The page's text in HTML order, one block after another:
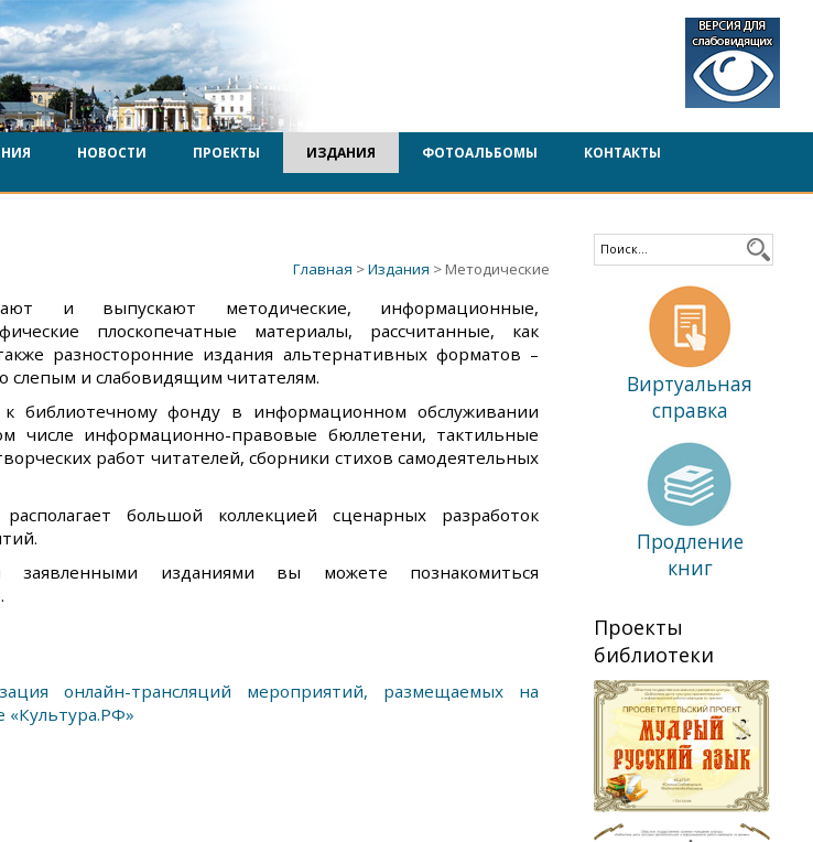
НОВОСТИ ПРОЕКТЫ ИЗДАНИЯ ФОТОАЛЬБОМЫ КОНТАКТЫ
Главная >Издания > Методические
и выпускают методические, информационные,
плоскопечатные материалы, рассчитанные, как
разносторонние издания альтернативных форматов –
слепым и слабовидящим читателям.
библиотечному фонду в информационном обслуживании
числе информационно-правовые бюллетени, тактильные
работ читателей, сборники стихов самодеятельных
большой коллекцией сценарных разработок
изданиями вы можете познакомиться
онлайн-трансляций мероприятий, размещаемых на
«Культура.РФ»
Виртуальная
справка
Продление
книг
Проекты
библиотеки